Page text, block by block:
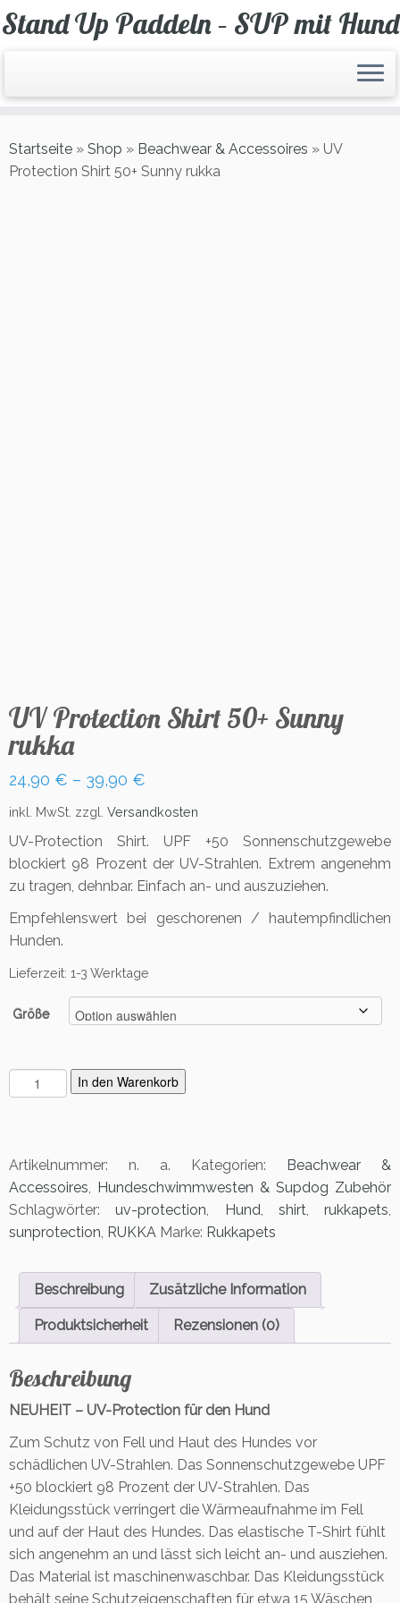
Zum
Inhalt
Stand Up Paddeln – SUP mit Hund
Startseite » Shop » Beachwear & Accessoires » UV
Protection Shirt 50+ Sunny rukka
UV Protection Shirt 50+ Sunny
rukka
24,90 € – 39,90 €
inkl. MwSt. zzgl. Versandkosten
UV-Protection Shirt. UPF +50 Sonnenschutzgewebe
blockiert 98 Prozent der UV-Strahlen. Extrem angenehm
zu tragen, dehnbar. Einfach an- und auszuziehen.
Empfehlenswert bei geschorenen / hautempfindlichen
Hunden.
Lieferzeit: 1-3 Werktage
Größe
V
o
e
c
t
r
5
+
S
u
n
n
y
r
In den Warenkorb
Artikelnummer: n. a. Kategorien: Beachwear &
Accessoires, Hundeschwimmwesten & Supdog Zubehör
Schlagwörter:uv-protection, Hund, shirt, rukkapets,
sunprotection, RUKKA Marke: Rukkapets
Beschreibung Zusätzliche Information
Produktsicherheit Rezensionen (0)
Beschreibung
NEUHEIT – UV-Protection für den Hund
Zum Schutz von Fell und Haut des Hundes vor
schädlichen UV-Strahlen. Das Sonnenschutzgewebe UPF
+50 blockiert 98 Prozent der UV-Strahlen. Das
Kleidungsstück verringert die Wärmeaufnahme im Fell
und auf der Haut des Hundes. Das elastische T-Shirt fühlt
sich angenehm an und lässt sich leicht an- und ausziehen.
Das Material ist maschinenwaschbar. Das Kleidungsstück
behält seine Schutzeigenschaften für etwa 15 Wäschen